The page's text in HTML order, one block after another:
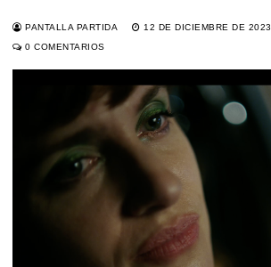
PANTALLA PARTIDA 12 DE DICIEMBRE DE 2023
0 COMENTARIOS